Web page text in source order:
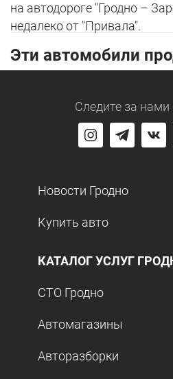
на автодороге "Гродно –
недалеко от "Привала".
Эти автомобили
Следите за нами
Новости Гродно
Купить авто
КАТАЛОГ УСЛУГ
СТО Гродно
Автомагазины
Авторазборки